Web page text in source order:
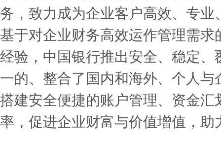
务，致力成为企业客户高效、专
基于对企业财务高效运作管理需
经验，中国银行推出安全、稳定
一的、整合了国内和海外、个人
搭建安全便捷的账户管理、资金
率，促进企业财富与价值增值，助